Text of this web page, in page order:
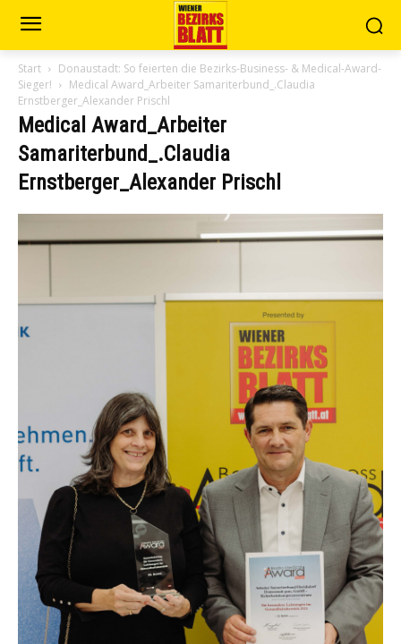
Start
Donaustadt: So feierten die Bezirks-Business- & Medical-Award-
Sieger!
Medical Award_Arbeiter Samariterbund_.Claudia
Ernstberger_Alexander Prischl
Medical Award_Arbeiter
Samariterbund_.Claudia
Ernstberger_Alexander Prischl